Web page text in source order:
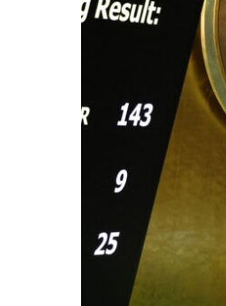
No media